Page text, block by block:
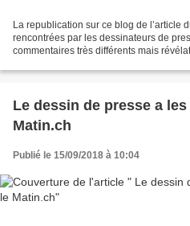
La republication sur ce blog de l’article
rencontrées par les dessinateurs de
commentaires très différents mais
Le dessin de presse a
Matin.ch
Publié le 15/09/2018 à 10:04